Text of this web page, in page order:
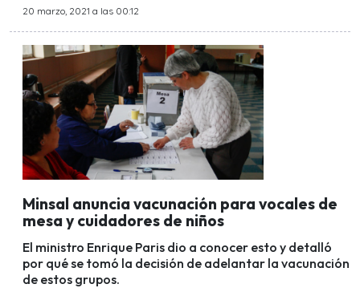
20 marzo, 2021 a las 00:12
Minsal anuncia vacunación para vocales de
mesa y cuidadores de niños
El ministro Enrique Paris dio a conocer esto y detalló
por qué se tomó la decisión de adelantar la vacunación
de estos grupos.